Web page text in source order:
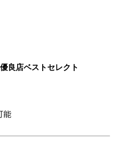
良店ベストセレクト
能